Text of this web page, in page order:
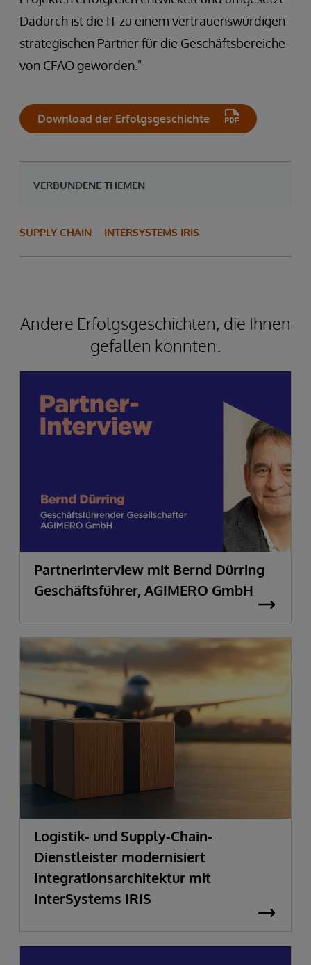
Dadurch ist die IT zu einem vertrauenswürdigen
strategischen Partner für die Geschäftsbereiche
von CFAO geworden."
Download der Erfolgsgeschichte
VERBUNDENE THEMEN
SUPPLY CHAIN INTERSYSTEMS IRIS
Andere Erfolgsgeschichten, die Ihnen
gefallen könnten.
Partnerinterview mit Bernd Dürring
Geschäftsführer, AGIMERO GmbH
Logistik- und Supply-Chain-
Dienstleister modernisiert
Integrationsarchitektur mit
InterSystems IRIS